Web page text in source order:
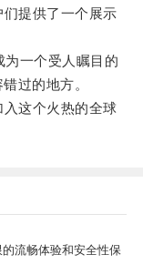
提供了一个展示
一个受人瞩目的
过的地方。
这个火热的全球
流畅体验和安全性保